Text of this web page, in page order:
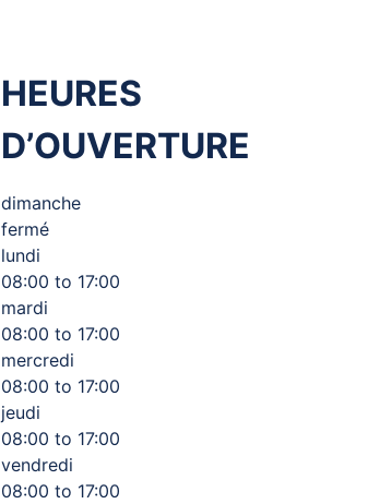
HEURES
D’OUVERTURE
dimanche
fermé
lundi
08:00 to 17:00
mardi
08:00 to 17:00
mercredi
08:00 to 17:00
jeudi
08:00 to 17:00
vendredi
08:00 to 17:00